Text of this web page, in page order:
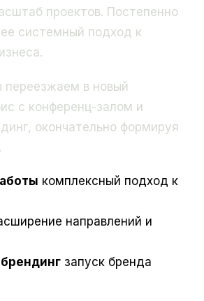
проектов. Постепенно
системный подход к
переезжаем в новый
с конференц-залом и
окончательно формируя
.
комплексный подход к
направлений и
запуск бренда